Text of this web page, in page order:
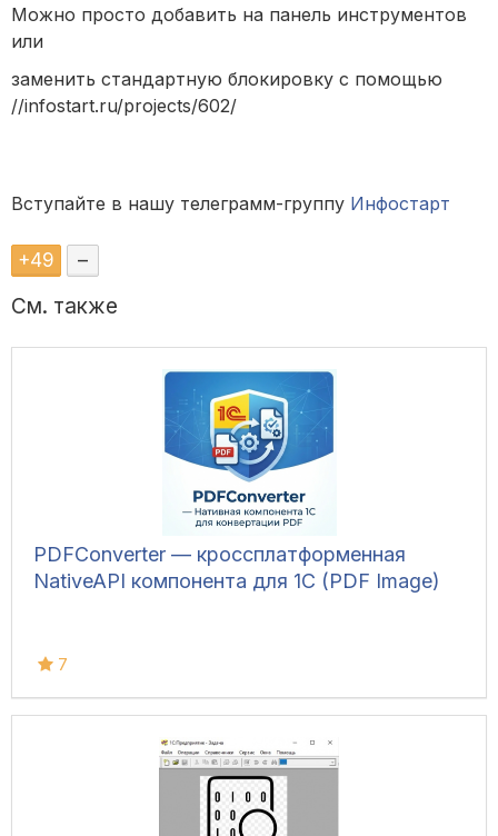
Можно просто добавить на панель инструментов
или
заменить стандартную блокировку с помощью
//infostart.ru/projects/602/
Вступайте в нашу телеграмм-группу Инфостарт
+49 –
См. также
PDFConverter — кроссплатформенная
NativeAPI компонента для 1С (PDF Image)
7